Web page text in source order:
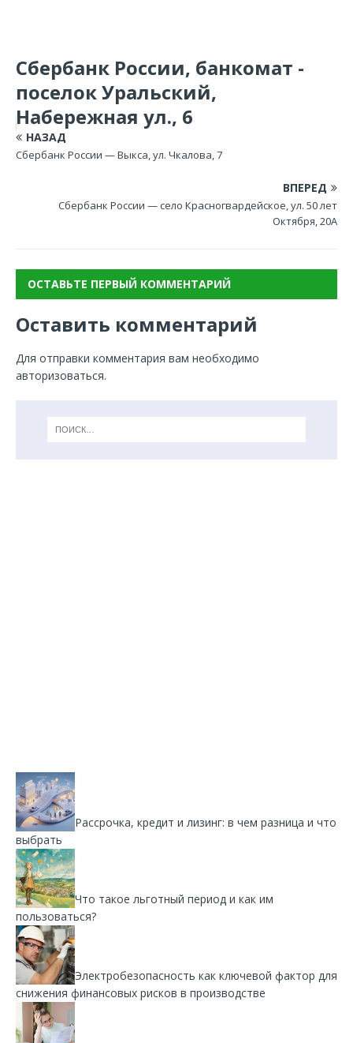
Сбербанк России, банкомат -
поселок Уральский,
Набережная ул., 6
НАЗАД
Сбербанк России — Выкса, ул. Чкалова, 7
ВПЕРЕД
Сбербанк России — село Красногвардейское, ул. 50 лет
Октября, 20А
ОСТАВЬТЕ ПЕРВЫЙ КОММЕНТАРИЙ
Оставить комментарий
Для отправки комментария вам необходимо
авторизоваться.
Рассрочка, кредит и лизинг: в чем разница и что
выбрать
Что такое льготный период и как им
пользоваться?
Электробезопасность как ключевой фактор для
снижения финансовых рисков в производстве